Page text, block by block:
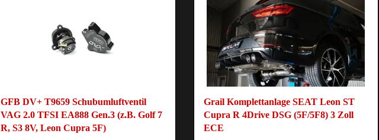
GFB DV+ T9659 Schubumluftventil
VAG 2.0 TFSI EA888 Gen.3 (z.B. Golf 7
R, S3 8V, Leon Cupra 5F)
Grail Komplettanlage SEAT Leon ST
Cupra R 4Drive DSG (5F/5F8) 3 Zoll
ECE